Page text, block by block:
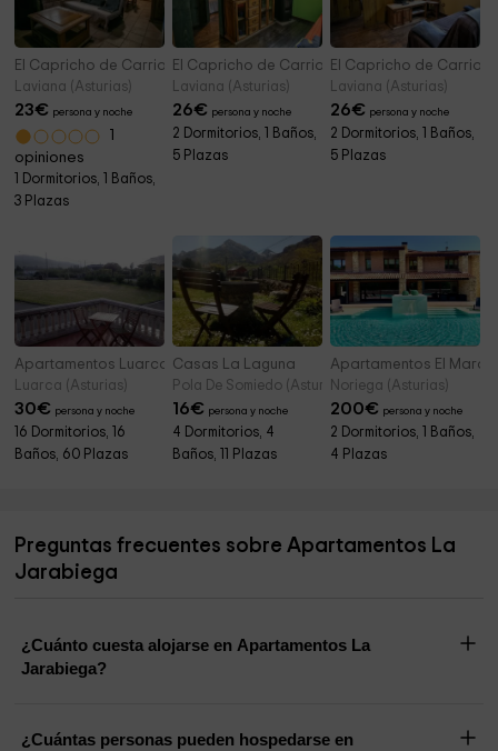
El Capricho de Carrio- La Tená
Laviana (Asturias)
23€ persona y noche
opiniones
1 Dormitorios, 1 Baños,
3 Plazas
El Capricho de Carrio- El Hórreo
Laviana (Asturias)
26€ persona y noche
2 Dormitorios, 1 Baños,
5 Plazas
El Capricho de Carrio-
Laviana (Asturias)
26€ persona y noche
2 Dormitorios, 1 Baños,
5 Plazas
Apartamentos Luarca
Luarca (Asturias)
30€ persona y noche
16 Dormitorios, 16
Baños, 60 Plazas
Casas La Laguna
Pola De Somiedo (Asturias)
16€ persona y noche
4 Dormitorios, 4
Baños, 11 Plazas
Apartamentos El
Noriega (Asturias)
200€ persona y noche
2 Dormitorios, 1 Baños,
4 Plazas
Preguntas frecuentes sobre Apartamentos La
Jarabiega
¿Cuánto cuesta alojarse en Apartamentos La
Jarabiega?
¿Cuántas personas pueden hospedarse en